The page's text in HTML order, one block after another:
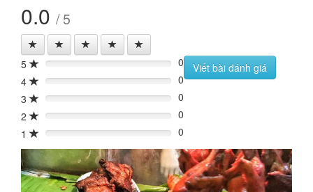
0.0 / 5
5 0%
0
4
0%
0
3
0%
0
2
0%
0
1
0% 0
Viết bài đánh giá